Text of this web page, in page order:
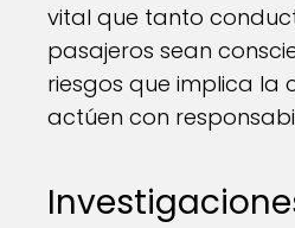
vital que tanto
pasajeros sean
riesgos que implica la
actúen con